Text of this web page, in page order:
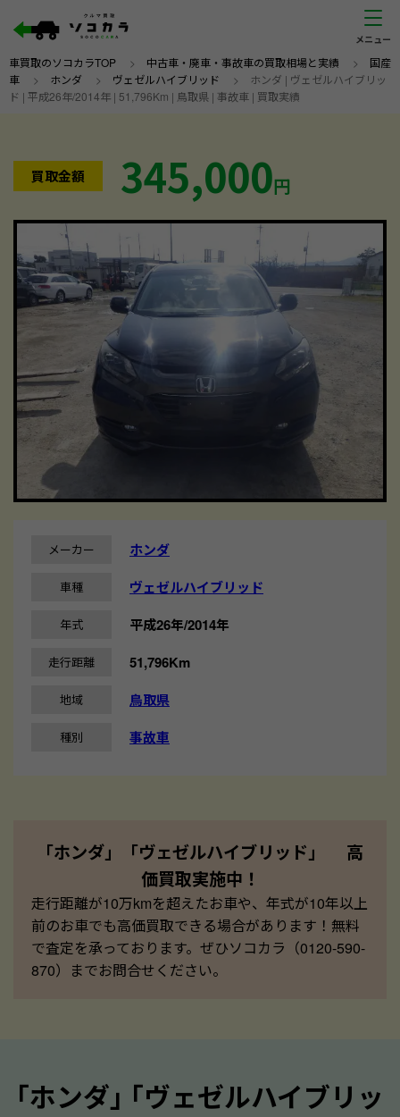
車買取のソコカラTOP > 中古車・廃車・事故車の買取相場と実績 > 国産
車 > ホンダ > ヴェゼルハイブリッド >
ホンダ | ヴェゼルハイブリッ
ド | 平成26年/2014年 | 51,796Km | 鳥取県 | 事故車 | 買取実績
買取金額 345,000円
メーカー ホンダ
車種 ヴェゼルハイブリッド
年式 平成26年/2014年
走行距離 51,796Km
地域 鳥取県
種別 事故車
「ホンダ」「ヴェゼルハイブリッド」 高
価買取実施中！
走行距離が10万kmを超えたお車や、年式が10年以上
前のお車でも高価買取できる場合があります！無料
で査定を承っております。ぜひソコカラ（0120-590-
870）までお問合せください。
｢ホンダ｣ ｢ヴェゼルハイブリッ